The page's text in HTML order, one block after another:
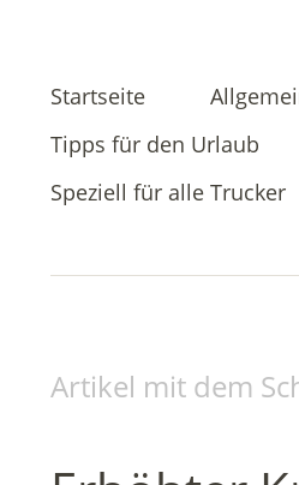
Startseite
Tipps für den Urlaub
Speziell für alle Trucker
Artikel mit dem